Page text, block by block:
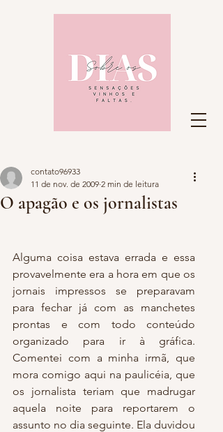
O apagão e os jornalistas
contato96933
11 de nov. de 2009 2 min de leitura
Alguma coisa estava errada e essa
provavelmente era a hora em que os
jornais impressos se preparavam
para fechar já com as manchetes
prontas e com todo conteúdo
organizado para ir à gráfica.
Comentei com a minha irmã, que
mora comigo aqui na paulicéia, que
os jornalista teriam que madrugar
aquela noite para reportarem o
assunto no dia seguinte. Ela duvidou